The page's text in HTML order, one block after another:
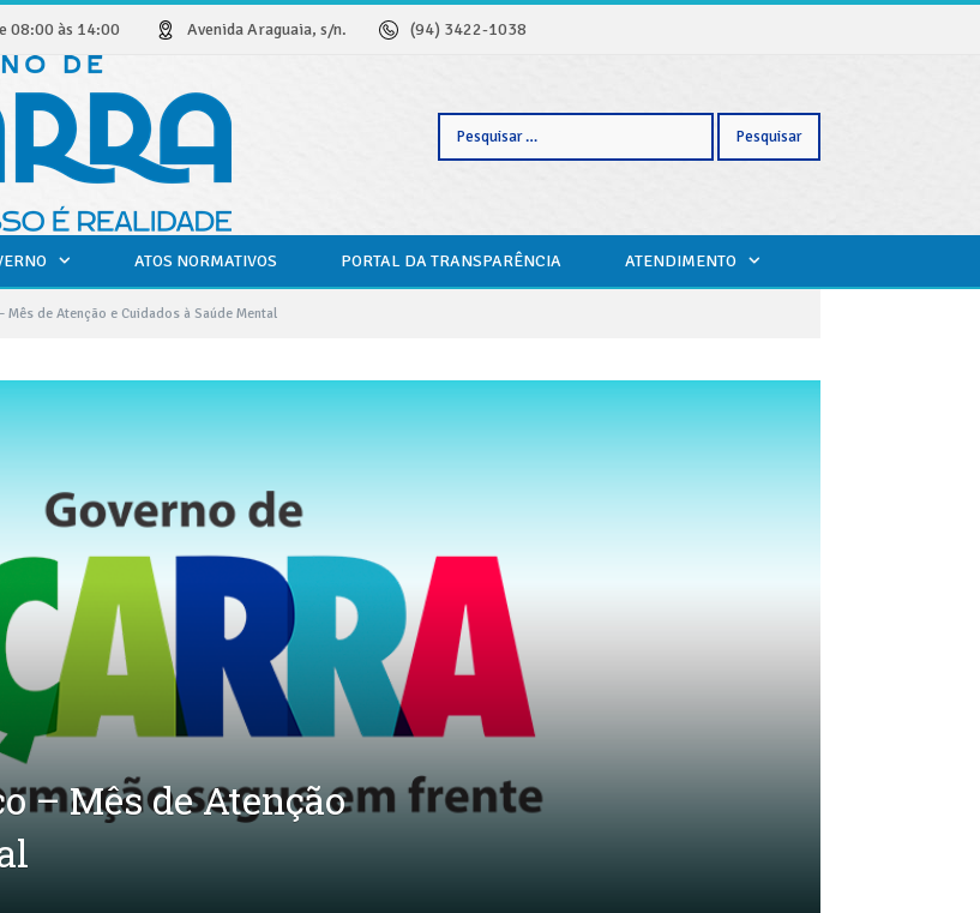
de 08:00 às 14:00 Avenida Araguaia, s/n. (94) 3422-1038
Pesquisar
ATOS NORMATIVOS PORTAL DA TRANSPARÊNCIA ATENDIMENTO
Mês de Atenção e Cuidados à Saúde Mental
– Mês de Atenção